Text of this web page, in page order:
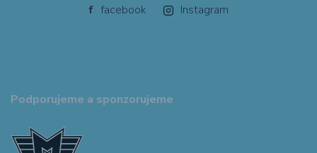
f facebook Instagram
Podporujeme a sponzorujeme